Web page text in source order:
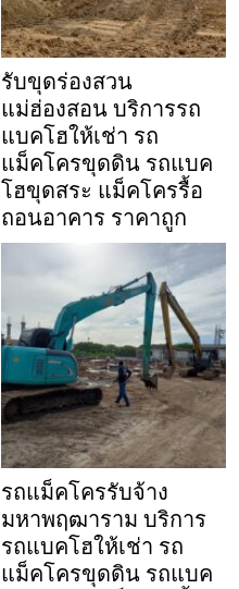
รับขุดร่องสวน
แม่ฮ่องสอน บริการรถ
แบคโฮให้เช่า รถ
แม็คโครขุดดิน รถแบค
โฮขุดสระ แม็คโครรื้อ
ถอนอาคาร ราคาถูก
รถแม็คโครรับจ้าง
มหาพฤฒาราม บริการ
รถแบคโฮให้เช่า รถ
แม็คโครขุดดิน รถแบค